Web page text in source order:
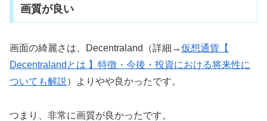
画質が良い
画面の綺麗さは、Decentraland（詳細→仮想通貨【
Decentralandとは 】特徴・今後・投資における将来性に
ついても解説 ）よりやや良かったです。
つまり、非常に画質が良かったです。